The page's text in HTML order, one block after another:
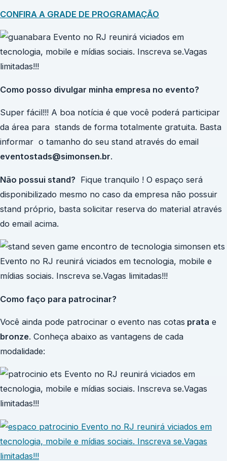
CONFIRA A GRADE DE PROGRAMAÇÃO
Como posso divulgar minha empresa no evento?
Super fácil!!! A boa notícia é que você poderá participar
da área para stands de forma totalmente gratuita. Basta
informar o tamanho do seu stand através do email
eventostads@simonsen.br.
Não possui stand? Fique tranquilo ! O espaço será
disponibilizado mesmo no caso da empresa não possuir
stand próprio, basta solicitar reserva do material através
do email acima.
Como faço para patrocinar?
Você ainda pode patrocinar o evento nas cotas prata e
bronze. Conheça abaixo as vantagens de cada
modalidade: